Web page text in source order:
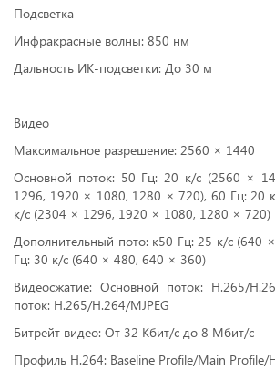
Подсветка
Инфракрасные волны: 850 нм
Дальность ИК-подсветки: До 30 м
Видео
Максимальное разрешение: 2560 × 1440
Основной поток: 50 Гц: 20 к/с (2560 ×
1296, 1920 × 1080, 1280 × 720), 60 Гц: 20
к/с (2304 × 1296, 1920 × 1080, 1280 × 720)
Дополнительный пото: к50 Гц: 25 к/с (640
Гц: 30 к/с (640 × 480, 640 × 360)
Видеосжатие: Основной поток: H.265/
поток: H.265/H.264/MJPEG
Битрейт видео: От 32 Кбит/с до 8 Мбит/с
Профиль H.264: Baseline Profile/Main Profile/